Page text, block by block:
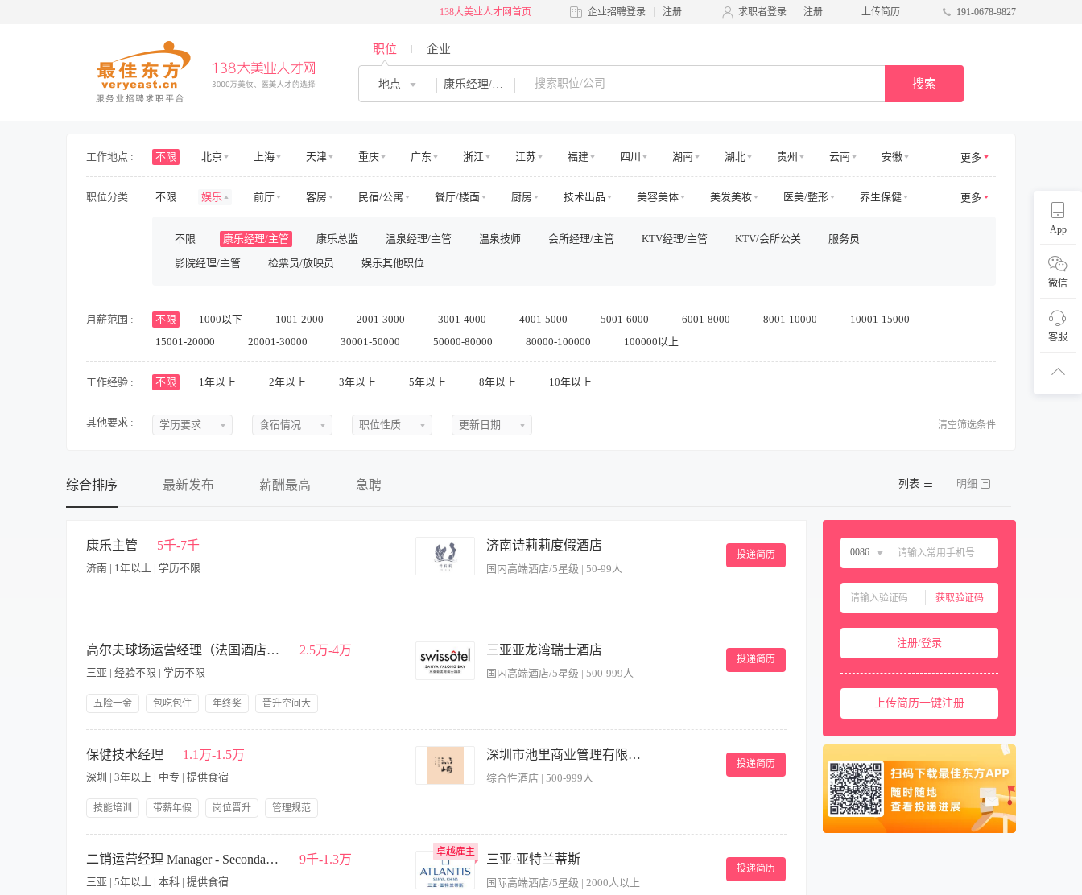
138大美业人才网首页 企业招聘登录 注册 求职者登录 注册 上传简历 191-0678-9827
职位 企业
地点 康乐经理/主管 搜索
App
扫码
微信
客服
工作地点 : 不限 北京 上海 天津 重庆 广东 浙江 江苏 福建 四川 湖南 湖北 贵州 云南
安徽
海南
山东 山西 河北 河南 吉林 江西 辽宁 陕西 黑龙江 青海 甘肃 台湾 广西
宁夏
新疆
西藏 内蒙古 香港 澳门 国外
更多
职位分类 : 不限 娱乐 前厅 客房 民宿/公寓 餐厅/楼面 厨房 技术出品 美容美体 美发美妆 医美/整形
养生保健
房地产开发
房地产规划与设计 房地产销售/中介 房地产工程 高层管理 市场/运营 销售/商务拓展 收益/预订
人力资源
行政 财务/审计/税务 法务/咨询
不限 康乐经理/主管 康乐总监 温泉经理/主管 温泉技师 会所经理/主管 KTV经理/主管 KTV/会所公关
服务员
影院经理/主管
检票员/放映员 娱乐其他职位
更多
月薪范围 : 不限 1000以下 1001-2000 2001-3000 3001-4000 4001-5000 5001-6000 6001-8000 8001-10000
10001-15000
15001-20000
20001-30000 30001-50000 50000-80000 80000-100000 100000以上
工作经验 : 不限 1年以上 2年以上 3年以上 5年以上 8年以上 10年以上
其他要求 : 学历要求
初中
中技
高中
本科
硕士
食宿情况
提供食宿
职位性质
全职
更新日期
近五天
近一周
近一月
近二月
清空筛选条件
综合排序 最新发布 薪酬最高 急聘
康乐主管 5千-7千
济南 | 1年以上 | 学历不限
济南诗莉莉度假酒店
国内高端酒店/5星级 | 50-99人
投递简历
泉及康乐项目服务.流程及应急预案，监督救生员、服务人员的工作表现，保障宾客安全及服务质量； 3、根据部门服务项目的特点和经营活动中的情况进行客源、客
情分析，提供经营与日常管理的方案； 4、定期组织员工培训，提升团队专业技能与服务意识，确保服务标准化； 5、协调康乐设施和设备的所有保养工作，确定设备
正常运作。 其他条件要求： 1、有相同岗位工作经验1年以上； 2、掌握酒店基础管理知识，熟知康乐部服务各类专业知识及工作程序； 3、有较好的文字组织和语言
组织表达能力； 4、具备泳池管理或温泉管理相关工作经验，熟悉泳池等运营流程及安全规范。
高尔夫球场运营经理（法国酒店项目） 2.5万-4万
三亚 | 经验不限 | 学历不限
五险一金 包吃包住 年终奖
晋升空间大
三亚亚龙湾瑞士酒店
国内高端酒店/5星级 | 500-999人
投递简历
益。 岗位职责： 1. 草坪养护与管理 2.会员服务与市场营销 3.赛事组织与活动策划 4.团队建设与培训 5.财务与合规管理 任职要求： 1. 大专及以上学历，高尔夫管理、
草坪科学、园艺、体育管理或相关专业优先。 2. 5年以上高尔夫球场运营管理经验，其中至少2年以上担任球场经理或运营总监岗位。 有欧洲（尤其是法国）高尔夫球
场管理经验者强烈优先。 3. 核心能力 草坪管理专业能力：精通冷季型草坪（本特草、黑麦草等）养护技术，熟悉法国气候条件下的草坪病虫害防治与季节性管理。
会员营销能力：擅长会员体系搭建与社群运营，能通过数据驱动提升会员活跃度与消费频次。 赛事组织能力：具备独立策划并执行大型高尔夫赛事（50人以上）的经
验，熟悉R&A规则及差点系统。 语言能力： 英语可作为工作语言，能与国际会员、供应商及集团总部顺畅沟通。 懂法语者优先（能够与法国本地员工、政府机构、
供应商进行日常交流）。 性格特质：结果导向，执行力强，具备良好的客户服务意识和团队领导力。 4. 其他要求 华裔背景优先（理解中西文化差异，便于与国内集
团总部及法国本地团队双向沟通）。 年龄30-50岁，身体健康，能适应户外工作环境及不定期中法两地出差。 持有高尔夫教练资格、PGA认证或草坪管理相关证书者
优先。
保健技术经理 1.1万-1.5万
深圳 | 3年以上 | 中专 | 提供食宿
技能培训 带薪年假 岗位晋升
管理规范
深圳市池里商业管理有限公司
综合性酒店 | 500-999人
投递简历
岗位职责： 1. 全面管理保健技术团队，提供专业、高效的保健服务，满足宾客健康需求。 2. 制定详细的保健服务流程和标准，确保服务质量，提升宾客满意度。 3.
定期组织员工培训，提升团队技术水平和服务意识。 4. 与相关部门协作，优化保健服务流程，提高整体服务效率。 5. 合理管理设备和耗材，控制成本，确保资源合理
利用。 6. 积极处理宾客反馈，及时改进服务，提升服务品质。 7. 确保保健服务环境整洁卫生，符合卫生标准。 8. 加强酒店按摩项目推销工作的跟进，与保健部保持
良好沟通，共同提升服务质量。 任职要求： 1. 中专及以上学历，具备丰富的保健技术管理经验。 2. 熟悉保健服务项目和流程，能够合理安排各项工作任务。 3. 具备
二销运营经理 Manager - Secondary Consumption 9千-1.3万
三亚 | 5年以上 | 本科 | 提供食宿
卓越雇主
卓越雇主
三亚·亚特兰蒂斯
国际高端酒店/5星级 | 2000人以上
投递简历
列表 明细
0086
获取验证码
注册/登录
上传简历一键注册
中国大陆 0086
中国澳门 00853
西班牙
泰国 0066
柬埔寨 00855
00971